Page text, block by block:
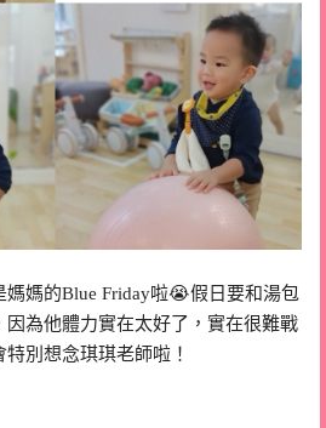
媽的Blue Friday啦😭假日要和湯包
因為他體力實在太好了，實在很難戰
別想念琪琪老師啦！